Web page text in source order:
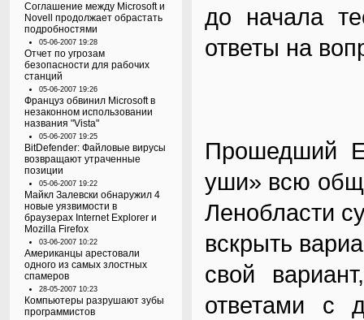
Соглашение между Microsoft и
Novell продолжает обрастать
подробностями
05-06-2007 19:28
Отчет по угрозам
безопасности для рабочих
станций
05-06-2007 19:26
Француз обвинил Microsoft в
незаконном использовании
названия "Vista"
05-06-2007 19:25
BitDefender: Файловые вирусы
возвращают утраченные
позиции
05-06-2007 19:22
Майкл Залевски обнаружил 4
новые уязвимости в
браузерах Internet Explorer и
Mozilla Firefox
03-06-2007 10:22
Американцы арестовали
одного из самых злостных
спамеров
28-05-2007 10:23
Компьютеры разрушают зубы
программистов
до начала
ответы на
Прошедший
уши» всю
Ленобласти
вскрыть
свой
ответами с